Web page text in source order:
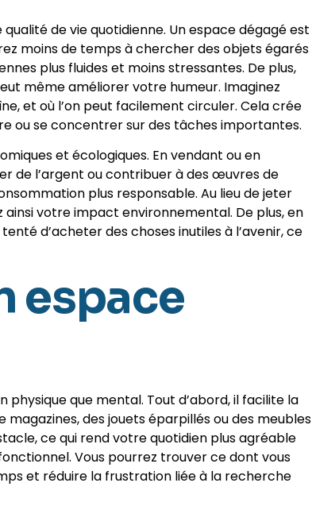
de vie quotidienne. Un espace dégagé est
moins de temps à chercher des objets égarés
plus fluides et moins stressantes. De plus,
même améliorer votre humeur. Imaginez
et où l’on peut facilement circuler. Cela crée
ou se concentrer sur des tâches importantes.
et écologiques. En vendant ou en
de l’argent ou contribuer à des œuvres de
plus responsable. Au lieu de jeter
ainsi votre impact environnemental. De plus, en
d’acheter des choses inutiles à l’avenir, ce
espace
que mental. Tout d’abord, il facilite la
des jouets éparpillés ou des meubles
ce qui rend votre quotidien plus agréable
Vous pourrez trouver ce dont vous
et réduire la frustration liée à la recherche